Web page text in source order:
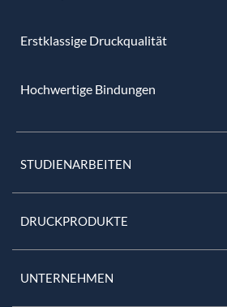
Erstklassige Druckqualität
Hochwertige Bindungen
STUDIENARBEITEN
DRUCKPRODUKTE
UNTERNEHMEN